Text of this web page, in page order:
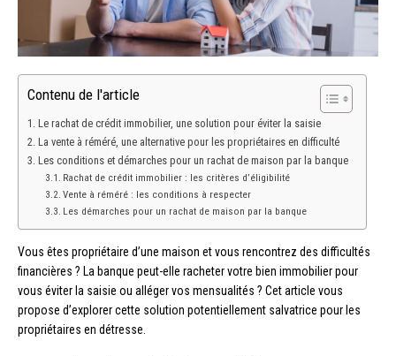
Contenu de l'article
Le rachat de crédit immobilier, une solution pour éviter la saisie
La vente à réméré, une alternative pour les propriétaires en difficulté
Les conditions et démarches pour un rachat de maison par la banque
Rachat de crédit immobilier : les critères d’éligibilité
Vente à réméré : les conditions à respecter
Les démarches pour un rachat de maison par la banque
Vous êtes propriétaire d’une maison et vous rencontrez des difficultés
financières ? La banque peut-elle racheter votre bien immobilier pour
vous éviter la saisie ou alléger vos mensualités ? Cet article vous
propose d’explorer cette solution potentiellement salvatrice pour les
propriétaires en détresse.